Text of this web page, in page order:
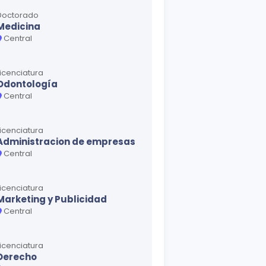
Central
Central
de empresas
Central
y Publicidad
Central